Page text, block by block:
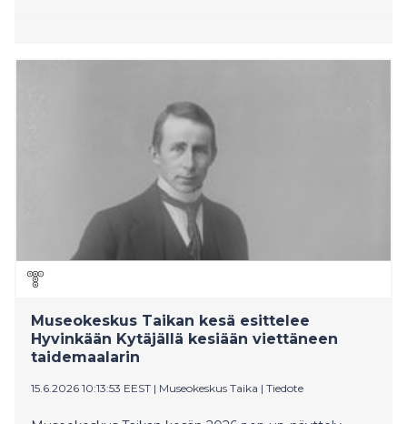
Museokeskus Taikan kesä esittelee
Hyvinkään Kytäjällä kesiään viettäneen
taidemaalarin
15.6.2026 10:13:53 EEST | Museokeskus Taika | Tiedote